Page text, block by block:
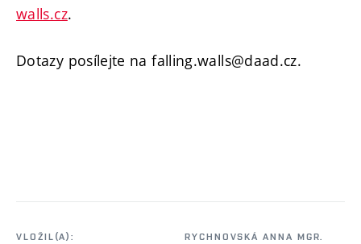
walls.cz.
Dotazy posílejte na falling.walls@daad.cz.
VLOŽIL(A):
RYCHNOVSKÁ ANNA MGR.